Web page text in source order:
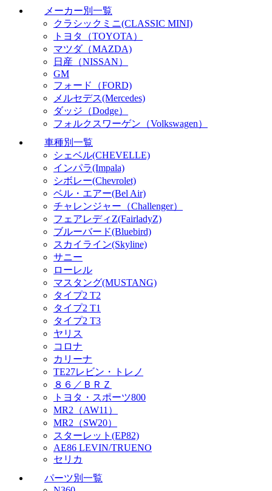
メーカー別一覧
クラシックミニ(CLASSIC MINI)
トヨタ（TOYOTA）
マツダ（MAZDA)
日産（NISSAN）
GM
フォード（FORD)
メルセデス(Mercedes)
ダッジ（Dodge）
フォルクスワーゲン（Volkswagen）
車種別一覧
シェベル(CHEVELLE)
インパラ(Impala)
シボレー(Chevrolet)
ベル・エアー(Bel Air)
チャレンジャー（Challenger）
フェアレディZ(FairladyZ)
ブルーバード(Bluebird)
スカイライン(Skyline)
サニー
ローレル
マスタング(MUSTANG)
タイプ2 T2
タイプ2 T1
タイプ2 T3
ヤリス
コロナ
カリーナ
TE27レビン・トレノ
８６／ＢＲＺ
トヨタ・スポーツ800
MR2（AW11）
MR2（SW20）
スターレット(EP82)
AE86 LEVIN/TRUENO
セリカ
パーツ別一覧